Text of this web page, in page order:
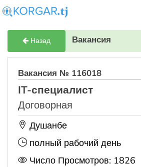
Назад Вакансия
Вакансия № 116018
IT-специалист
Договорная
Душанбе
полный рабочий день
Число Просмотров: 1826